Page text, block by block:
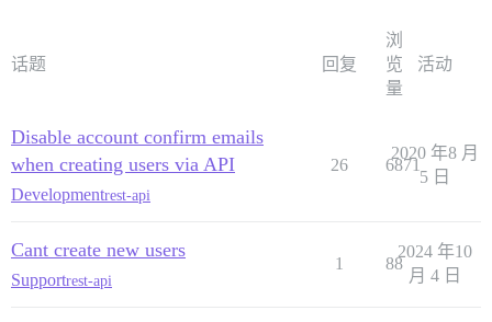
话题 回复
浏
览
量
活动
Disable account confirm emails
when creating users via API
Developmentrest-api
26 6871
2020 年8 月
5 日
Cant create new users
Supportrest-api
1 88
2024 年10
月 4 日